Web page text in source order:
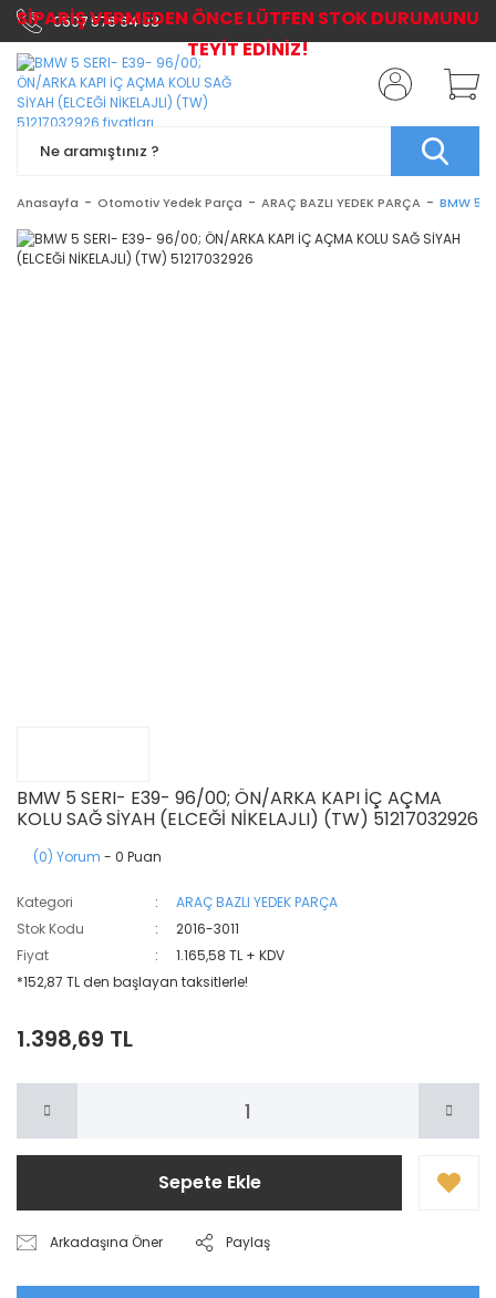
0507 576 64 03
Anasayfa Otomotiv Yedek Parça ARAÇ BAZLI YEDEK PARÇA BMW 5
BMW 5 SERI- E39- 96/00; ÖN/ARKA KAPI İÇ AÇMA
KOLU SAĞ SİYAH (ELCEĞİ NİKELAJLI) (TW) 51217032926
(0) Yorum - 0 Puan
Kategori
ARAÇ BAZLI YEDEK PARÇA
Stok Kodu
2016-3011
Fiyat
1.165,58 TL + KDV
*152,87 TL den başlayan taksitlerle!
1.398,69 TL
Sepete Ekle
Arkadaşına Öner Paylaş
SİPARİŞ VERMEDEN ÖNCE LÜTFEN STOK DURUMUNU
TEYİT EDİNİZ!